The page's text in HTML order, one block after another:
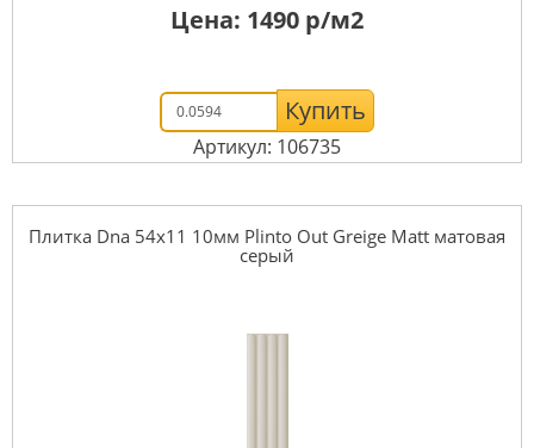
Цена: 1490 р/м2
Купить
Артикул: 106735
Плитка Dna 54x11 10мм Plinto Out Greige Matt матовая
серый